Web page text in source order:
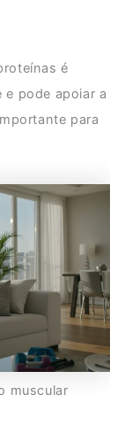
é
e pode apoiar a
para
muscular